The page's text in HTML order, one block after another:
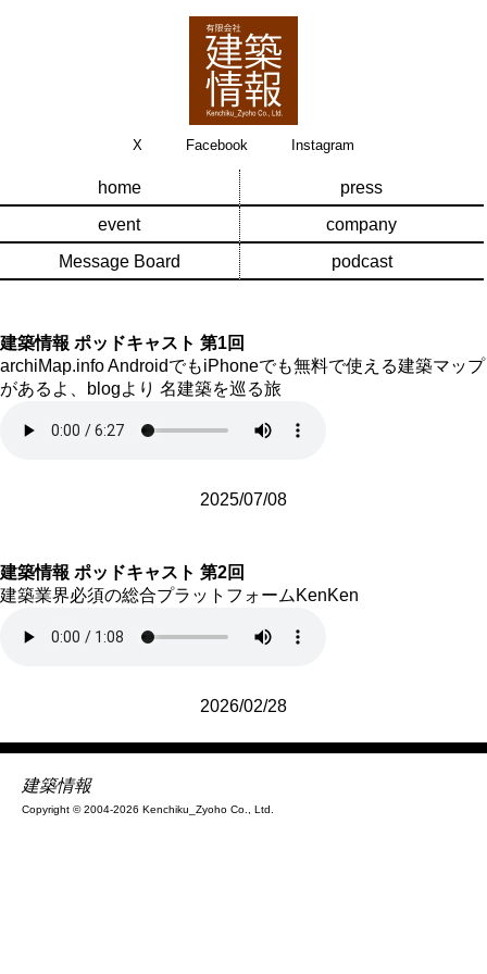
X Facebook Instagram
home
press
event
company
Message Board
podcast
建築情報 ポッドキャスト 第1回
archiMap.info AndroidでもiPhoneでも無料で使える建築マップ
があるよ、blogより 名建築を巡る旅
2025/07/08
建築情報 ポッドキャスト 第2回
建築業界必須の総合プラットフォームKenKen
2026/02/28
建築情報
Copyright © 2004-2026 Kenchiku_Zyoho Co., Ltd.